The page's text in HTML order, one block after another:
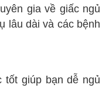
gia về giấc ngủ
lâu dài và các bệnh
tốt giúp bạn dễ ngủ